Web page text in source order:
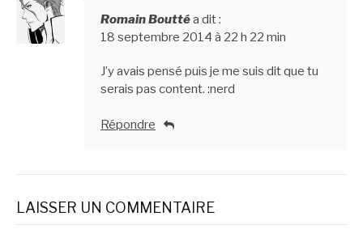
Romain Bouttéa dit :
18 septembre 2014 à 22 h 22 min
J’y avais pensé puis je me suis dit que tu
serais pas content. :nerd
Répondre
LAISSER UN COMMENTAIRE